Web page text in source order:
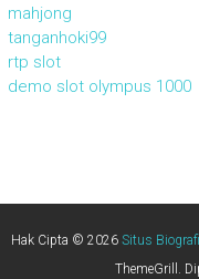
mahjong
tanganhoki99
rtp slot
demo slot olympus 1000
Hak Cipta © 2026 Situs
ThemeGrill.